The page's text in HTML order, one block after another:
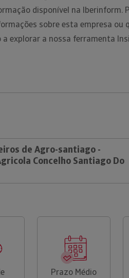
disponível na Iberinform.
sobre esta empresa ou
a explorar a nossa ferramenta
de Agro-santiago -
Concelho Santiago Do
Prazo Médio